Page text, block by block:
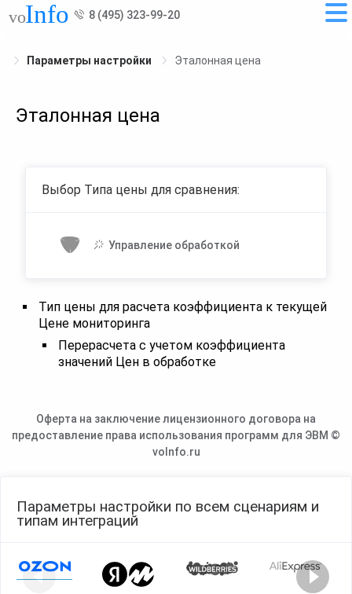
8 (495) 323-99-20
Параметры настройки Эталонная цена
Эталонная цена
Выбор Типа цены для сравнения:
Управление обработкой
Тип цены для расчета коэффициента к текущей
Цене мониторинга
Перерасчета с учетом коэффициента
значений Цен в обработке
Оферта на заключение лицензионного договора на
предоставление права использования программ для ЭВМ ©
voInfo.ru
Параметры настройки по всем сценариям и
типам интеграций